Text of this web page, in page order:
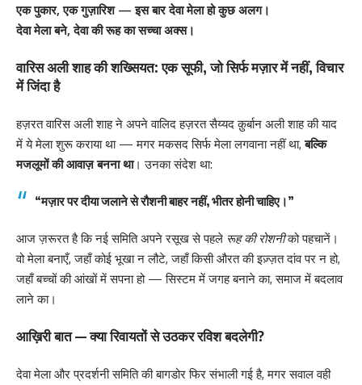
एक पुकार, एक गुज़ारिश — इस बार देवा मेला हो कुछ अलग।
देवा मेला बने, देवा की रूह का सच्चा अक्स।
वारिस अली शाह की शख्सियत: एक सूफी, जो सिर्फ मज़ार में नहीं, विचार
में जिंदा है
हज़रत वारिस अली शाह ने अपने वालिद हज़रत सैय्यद क़ुर्बान अली शाह की याद
में ये मेला शुरू कराया था — मगर मकसद सिर्फ मेला लगवाना नहीं था,बल्कि
मजलूमों की आवाज़ बनना था। उनका संदेश था:
“मज़ार पर दीया जलाने से रौशनी बाहर नहीं, भीतर होनी चाहिए।”
आज ज़रूरत है कि नई समिति अपने रसूख से पहले रूह की रोशनीको पहचानें।
वो मेला बनाएँ, जहाँ कोई भूखा न लौटे, जहाँ किसी औरत की इज़्ज़त दांव पर न हो,
जहाँ बच्चों की आंखों में सपना हो — सिस्टम में जगह बनाने का, समाज में बदलाव
लाने का।
आख़िरी बात — क्या रिवायतों से उठकर रविश बदलेगी?
देवा मेला और प्रदर्शनी समिति की बागडोर फिर संभाली गई है, मगर सवाल वही